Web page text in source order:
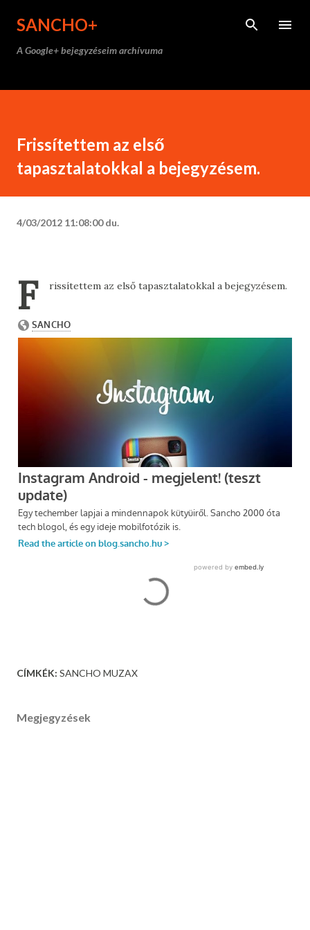
SANCHO+
A Google+ bejegyzéseim archívuma
Frissítettem az első
tapasztalatokkal a bejegyzésem.
4/03/2012 11:08:00 du.
F rissítettem az első tapasztalatokkal a bejegyzésem.
CÍMKÉK: SANCHO MUZAX
Megjegyzések